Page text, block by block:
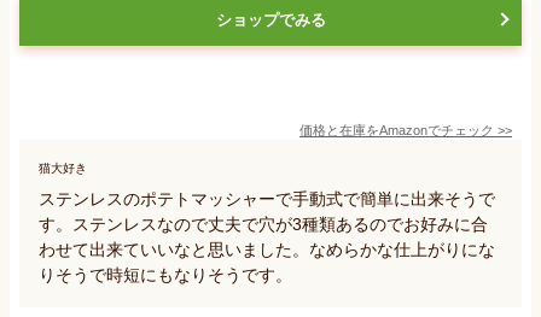
ショップでみる
価格と在庫をAmazonでチェック >>
猫大好き
ステンレスのポテトマッシャーで手動式で簡単に出来そうで
す。ステンレスなので丈夫で穴が3種類あるのでお好みに合
わせて出来ていいなと思いました。なめらかな仕上がりにな
りそうで時短にもなりそうです。